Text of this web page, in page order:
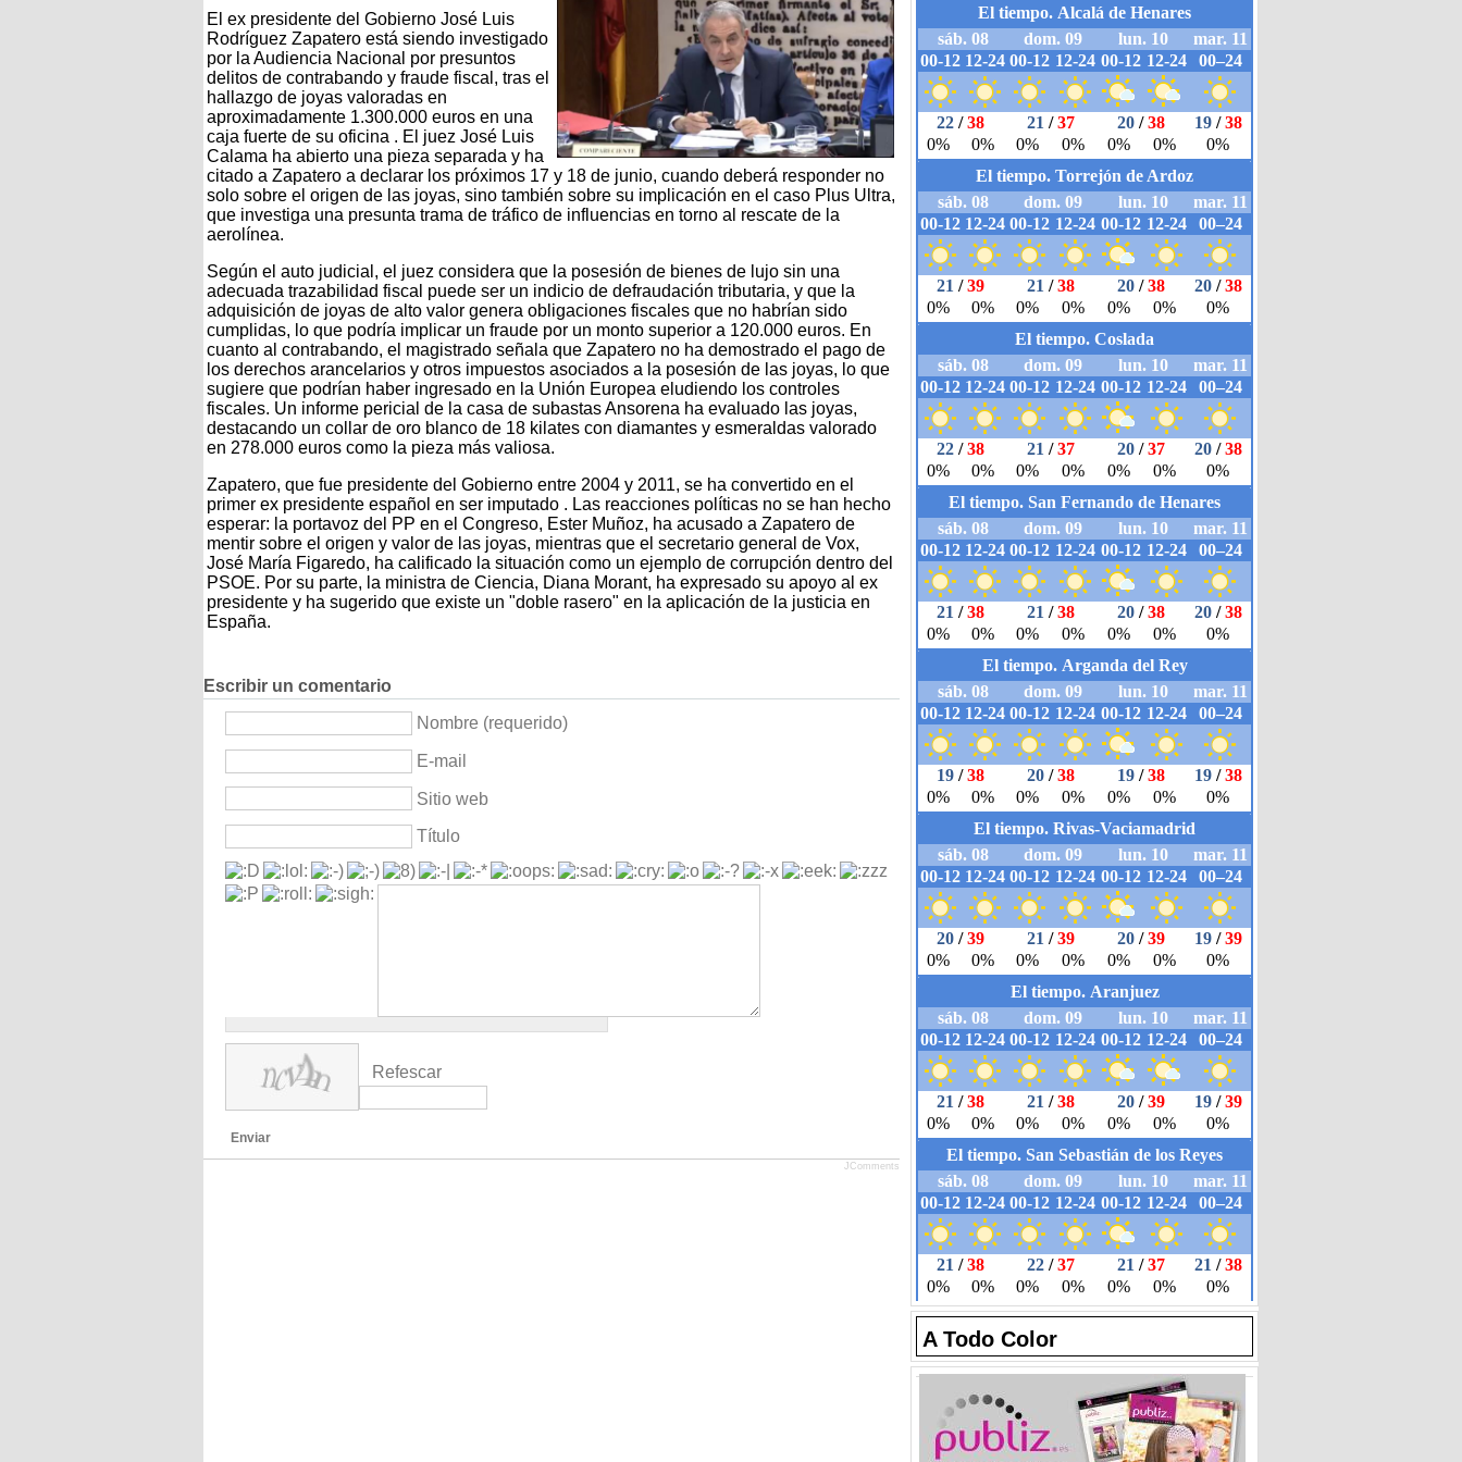
El ex presidente del Gobierno José Luis
Rodríguez Zapatero está siendo investigado
por la Audiencia Nacional por presuntos
delitos de contrabando y fraude fiscal, tras el
hallazgo de joyas valoradas en
aproximadamente 1.300.000 euros en una
caja fuerte de su oficina . El juez José Luis
Calama ha abierto una pieza separada y ha
citado a Zapatero a declarar los próximos 17 y 18 de junio, cuando deberá responder no
solo sobre el origen de las joyas, sino también sobre su implicación en el caso Plus Ultra,
que investiga una presunta trama de tráfico de influencias en torno al rescate de la
aerolínea.
Según el auto judicial, el juez considera que la posesión de bienes de lujo sin una
adecuada trazabilidad fiscal puede ser un indicio de defraudación tributaria, y que la
adquisición de joyas de alto valor genera obligaciones fiscales que no habrían sido
cumplidas, lo que podría implicar un fraude por un monto superior a 120.000 euros. En
cuanto al contrabando, el magistrado señala que Zapatero no ha demostrado el pago de
los derechos arancelarios y otros impuestos asociados a la posesión de las joyas, lo que
sugiere que podrían haber ingresado en la Unión Europea eludiendo los controles
fiscales. Un informe pericial de la casa de subastas Ansorena ha evaluado las joyas,
destacando un collar de oro blanco de 18 kilates con diamantes y esmeraldas valorado
en 278.000 euros como la pieza más valiosa.
Zapatero, que fue presidente del Gobierno entre 2004 y 2011, se ha convertido en el
primer ex presidente español en ser imputado . Las reacciones políticas no se han hecho
esperar: la portavoz del PP en el Congreso, Ester Muñoz, ha acusado a Zapatero de
mentir sobre el origen y valor de las joyas, mientras que el secretario general de Vox,
José María Figaredo, ha calificado la situación como un ejemplo de corrupción dentro del
PSOE. Por su parte, la ministra de Ciencia, Diana Morant, ha expresado su apoyo al ex
presidente y ha sugerido que existe un "doble rasero" en la aplicación de la justicia en
España.
Escribir un comentario
Nombre (requerido)
E-mail
Sitio web
Título
Refescar
Enviar
JComments
A Todo Color